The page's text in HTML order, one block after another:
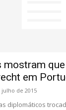
mostram
em
julho de 2015
diplomáticos